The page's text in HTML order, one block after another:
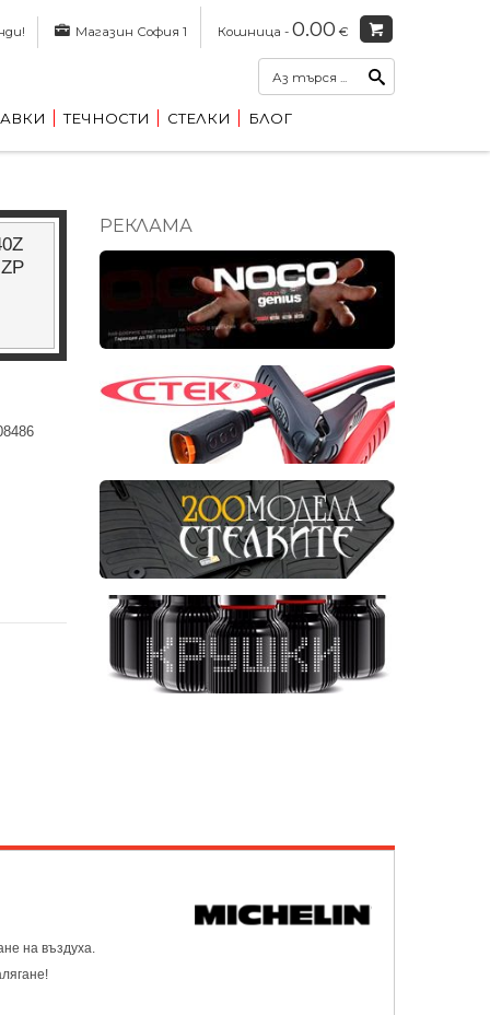
Магазин София 1 Кошница - 0.00 €
ТЕЧНОСТИ СТЕЛКИ БЛОГ
РЕКЛАМА
на въздуха.